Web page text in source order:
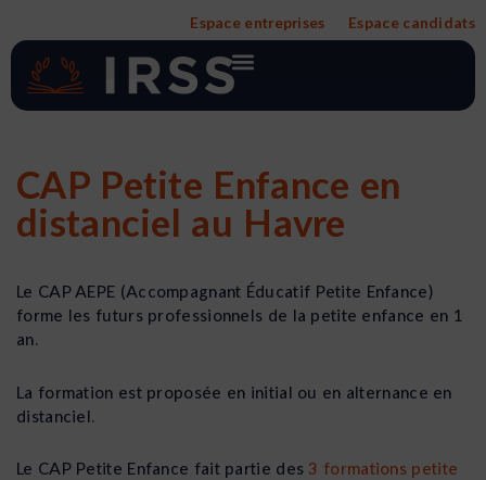
contenu
Espace entreprises Espace candidats
CAP Petite Enfance en
distanciel au Havre
Le CAP AEPE (Accompagnant Éducatif Petite Enfance)
forme les futurs professionnels de la petite enfance en 1
an.
La formation est proposée en initial ou en alternance en
distanciel.
Le CAP Petite Enfance fait partie des3 formations petite